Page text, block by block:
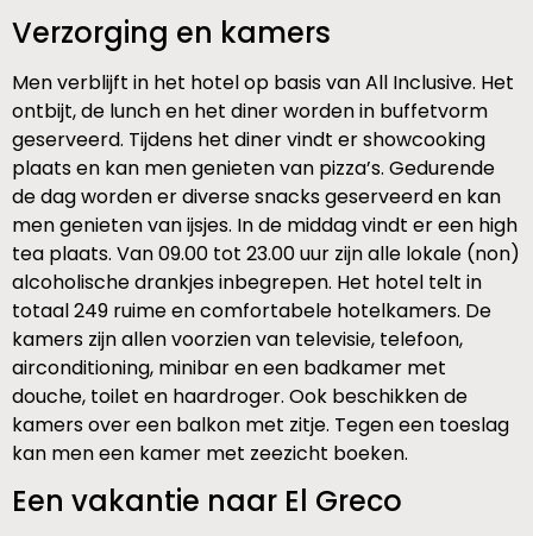
Verzorging en kamers
Men verblijft in het hotel op basis van All Inclusive. Het
ontbijt, de lunch en het diner worden in buffetvorm
geserveerd. Tijdens het diner vindt er showcooking
plaats en kan men genieten van pizza’s. Gedurende
de dag worden er diverse snacks geserveerd en kan
men genieten van ijsjes. In de middag vindt er een high
tea plaats. Van 09.00 tot 23.00 uur zijn alle lokale (non)
alcoholische drankjes inbegrepen. Het hotel telt in
totaal 249 ruime en comfortabele hotelkamers. De
kamers zijn allen voorzien van televisie, telefoon,
airconditioning, minibar en een badkamer met
douche, toilet en haardroger. Ook beschikken de
kamers over een balkon met zitje. Tegen een toeslag
kan men een kamer met zeezicht boeken.
Een vakantie naar El Greco